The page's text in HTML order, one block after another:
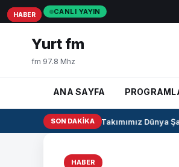
CANLI YAYIN
Yurt fm
fm 97.8 Mhz
ANA SAYFA
SON DAKIKA
U17 Kız Milli Takımımız Dünya
HABER
HABER
HABER
HABER